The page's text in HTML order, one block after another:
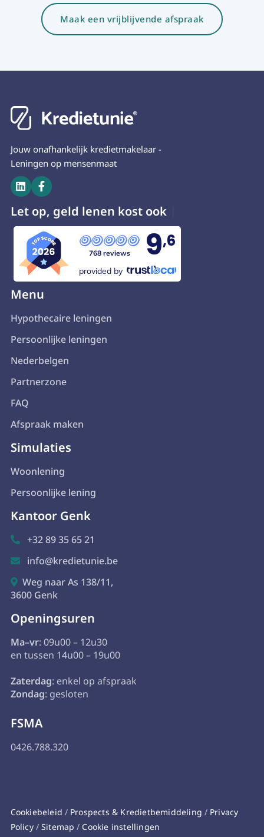
Maak een vrijblijvende afspraak
Jouw onafhankelijk kredietmakelaar -
Leningen op mensenmaat
 
Let op, geld lenen
768 reviews 9,6
provided by
Menu
Hypothecaire leningen
Persoonlijke leningen
Nederbelgen
Partnerzone
FAQ
Afspraak maken
Simulaties
Woonlening
Persoonlijke lening
Kantoor Genk
 +32 89 35 65 21
 info@kredietunie.be
 Weg naar As 138/11,
3600 Genk
Openingsuren
Ma–vr: 09u00 – 12u30
en tussen 14u00 – 19u00
Zaterdag: enkel op afspraak
Zondag: gesloten
FSMA
0426.788.320
Cookiebeleid / Prospects & Kredietbemiddeling / Privacy
Policy / Sitemap / Cookie instellingen